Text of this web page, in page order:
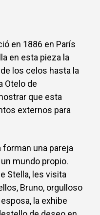
en 1886 en París
en esta pieza la
los celos hasta la
Otelo de
que esta
externos para
una pareja
mundo propio.
Stella, les visita
Bruno, orgulloso
la exhibe